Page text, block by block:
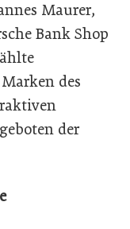
Maurer,
Bank Shop
des
der